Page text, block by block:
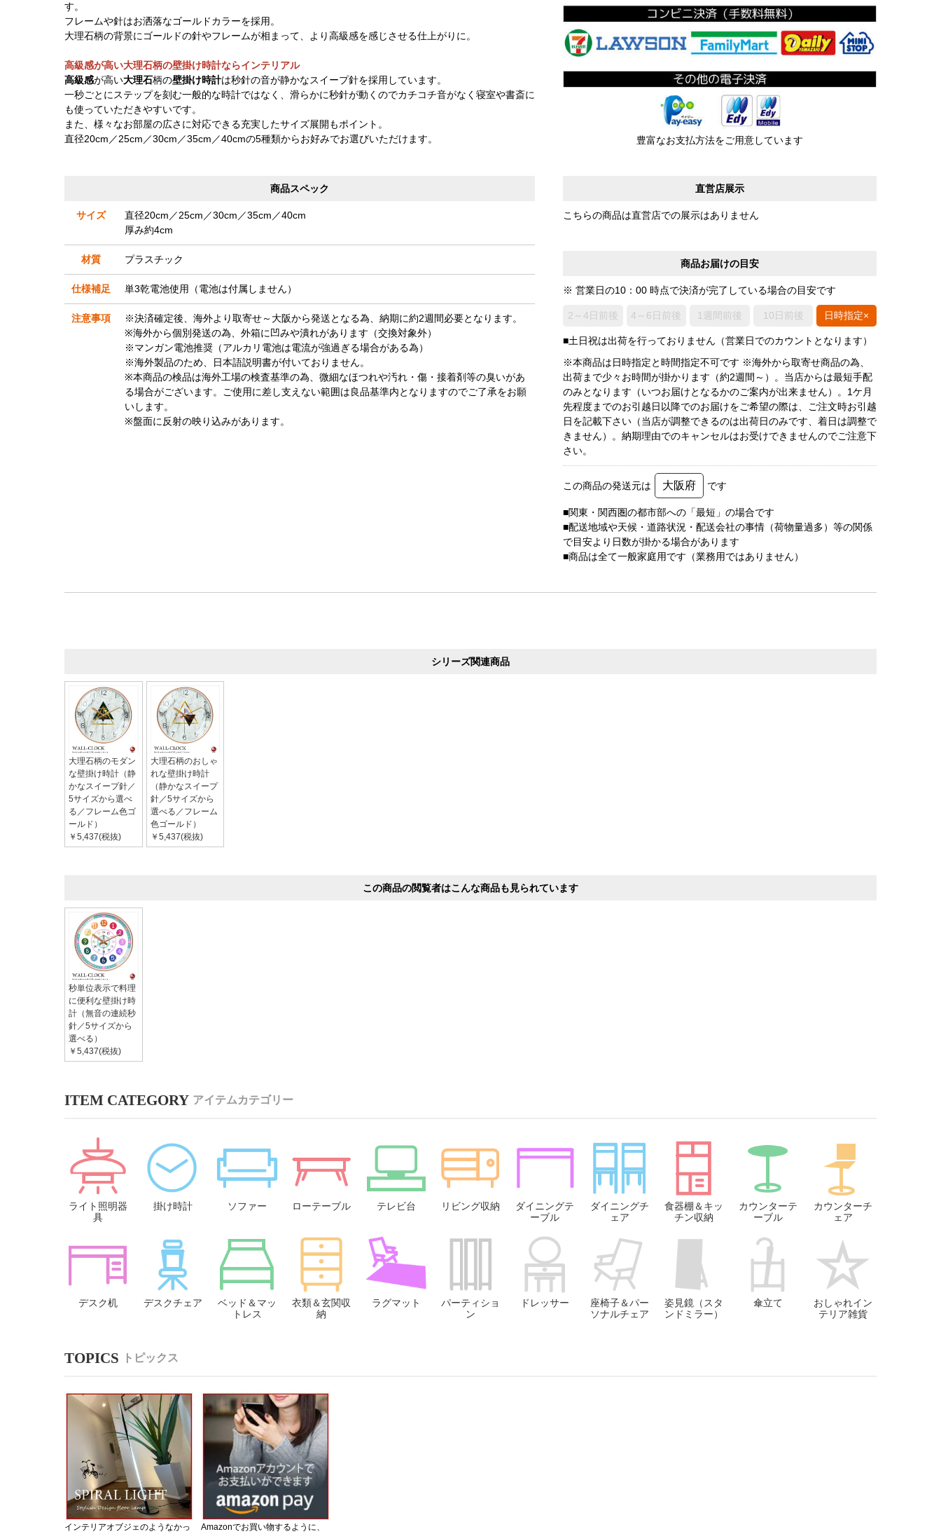
す。
フレームや針はお洒落なゴールドカラーを採用。
大理石柄の背景にゴールドの針やフレームが相まって、より高級感を感じさせる仕上がりに。
高級感が高い大理石柄の壁掛け時計ならインテリアル
高級感が高い大理石柄の壁掛け時計は秒針の音が静かなスイープ針を採用しています。
一秒ごとにステップを刻む一般的な時計ではなく、滑らかに秒針が動くのでカチコチ音がなく寝室や書斎に
も使っていただきやすいです。
また、様々なお部屋の広さに対応できる充実したサイズ展開もポイント。
直径20cm／25cm／30cm／35cm／40cmの5種類からお好みでお選びいただけます。
豊富なお支払方法をご用意しています
直営店展示
こちらの商品は直営店での展示はありません
商品お届けの目安
※ 営業日の10：00 時点で決済が完了している場合の目安です
2～4日前後 4～6日前後 1週間前後 10日前後 日時指定×
■土日祝は出荷を行っておりません（営業日でのカウントとなります）
※本商品は日時指定と時間指定不可です ※海外から取寄せ商品の為、
出荷まで少々お時間が掛かります（約2週間～）。当店からは最短手配
のみとなります（いつお届けとなるかのご案内が出来ません）。1ケ月
先程度までのお引越日以降でのお届けをご希望の際は、ご注文時お引越
日を記載下さい（当店が調整できるのは出荷日のみです、着日は調整で
きません）。納期理由でのキャンセルはお受けできませんのでご注意下
さい。
この商品の発送元は 大阪府 です
■関東・関西圏の都市部への「最短」の場合です
■配送地域や天候・道路状況・配送会社の事情（荷物量過多）等の関係
で目安より日数が掛かる場合があります
■商品は全て一般家庭用です（業務用ではありません）
商品スペック
サイズ
直径20cm／25cm／30cm／35cm／40cm
厚み約4cm
材質 プラスチック
仕様補足 単3乾電池使用（電池は付属しません）
注意事項
※決済確定後、海外より取寄せ～大阪から発送となる為、納期に約2週間必要となります。
※海外から個別発送の為、外箱に凹みや潰れがあります（交換対象外）
※マンガン電池推奨（アルカリ電池は電流が強過ぎる場合がある為）
※海外製品のため、日本語説明書が付いておりません。
※本商品の検品は海外工場の検査基準の為、微細なほつれや汚れ・傷・接着剤等の臭いがあ
る場合がございます。ご使用に差し支えない範囲は良品基準内となりますのでご了承をお願
いします。
※盤面に反射の映り込みがあります。
シリーズ関連商品
大理石柄のモダン
な壁掛け時計（静
かなスイープ針／
5サイズから選べ
る／フレーム色ゴ
ールド）
￥5,437(税抜)
大理石柄のおしゃ
れな壁掛け時計
（静かなスイープ
針／5サイズから
選べる／フレーム
色ゴールド）
￥5,437(税抜)
この商品の閲覧者はこんな商品も見られています
秒単位表示で料理
に便利な壁掛け時
計（無音の連続秒
針／5サイズから
選べる）
￥5,437(税抜)
アイテムカテゴリー
ライト照明器
具
掛け時計 ソファー ローテーブル テレビ台 リビング収納
ダイニングテ
ーブル
ダイニングチ
ェア
食器棚＆キッ
チン収納
カウンターテ
ーブル
カウンターチ
ェア
デスク机 デスクチェア
ベッド＆マッ
トレス
衣類＆玄関収
納
ラグマット
パーティショ
ン
ドレッサー
座椅子＆パー
ソナルチェア
姿見鏡（スタ
ンドミラー）
傘立て
おしゃれイン
テリア雑貨
トピックス
インテリアオブジェのようなかっ Amazonでお買い物するように、